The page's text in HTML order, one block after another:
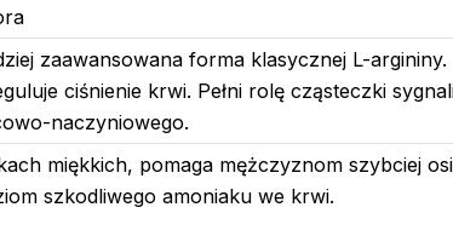
3 lat (o ile nie określono inaczej).
zaawansowana forma klasycznej L-
ciśnienie krwi. Pełni rolę cząsteczki
naczyniowego.
miękkich, pomaga mężczyznom szybciej
szkodliwego amoniaku we krwi.